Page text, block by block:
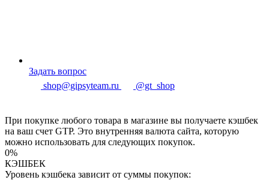
Задать вопрос
shop@gipsyteam.ru
@gt_shop
При покупке любого товара в магазине вы получаете кэшбек
на ваш счет GTP. Это внутренняя валюта сайта, которую
можно использовать для следующих покупок.
0%
КЭШБЕК
Уровень кэшбека зависит от суммы покупок: